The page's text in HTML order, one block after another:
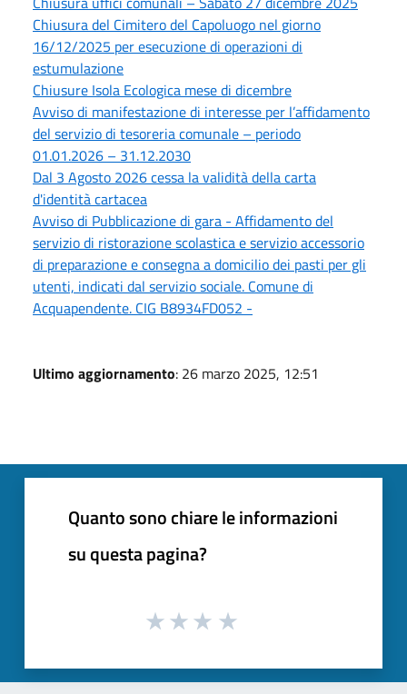
Chiusura del Cimitero del Capoluogo nel giorno
16/12/2025 per esecuzione di operazioni di
estumulazione
Chiusure Isola Ecologica mese di dicembre
Avviso di manifestazione di interesse per l’affidamento
del servizio di tesoreria comunale – periodo
01.01.2026 – 31.12.2030
Dal 3 Agosto 2026 cessa la validità della carta
d'identità cartacea
Avviso di Pubblicazione di gara - Affidamento del
servizio di ristorazione scolastica e servizio accessorio
di preparazione e consegna a domicilio dei pasti per gli
utenti, indicati dal servizio sociale. Comune di
Acquapendente. CIG B8934FD052 -
Ultimo aggiornamento: 26 marzo 2025, 12:51
Quanto sono chiare le informazioni
su questa pagina?